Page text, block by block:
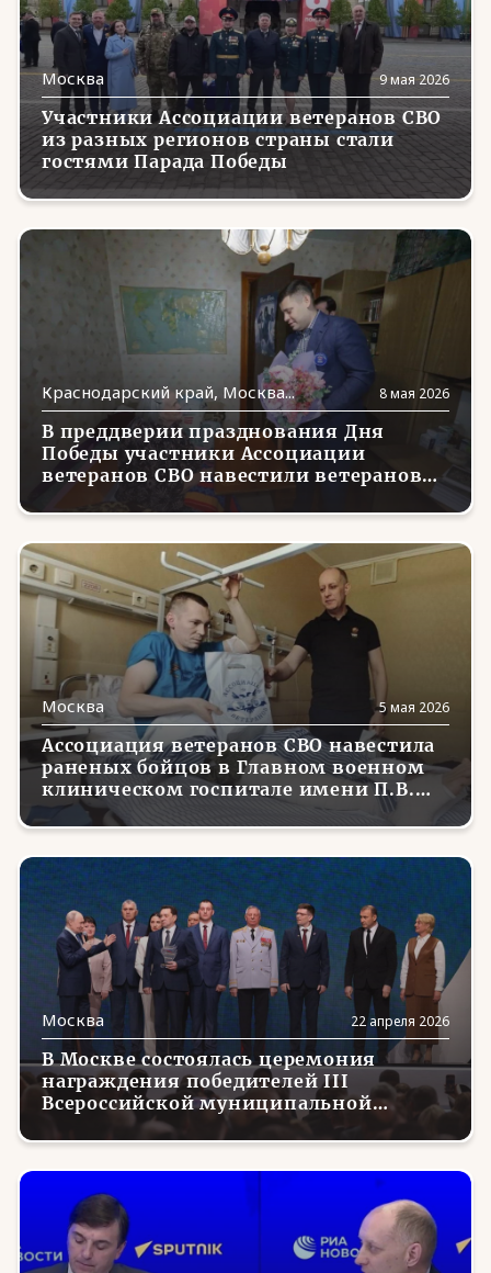
Москва 9 мая 2026
Участники Ассоциации ветеранов СВО
из разных регионов страны стали
гостями Парада Победы
Краснодарский край, Москва... 8 мая 2026
В преддверии празднования Дня
Победы участники Ассоциации
ветеранов СВО навестили ветеранов
Великой Отечественной войны
Москва 5 мая 2026
Ассоциация ветеранов СВО навестила
раненых бойцов в Главном военном
клиническом госпитале имени П.В.
Мандрыка
Москва 22 апреля 2026
В Москве состоялась церемония
награждения победителей III
Всероссийской муниципальной
премии «Служение»